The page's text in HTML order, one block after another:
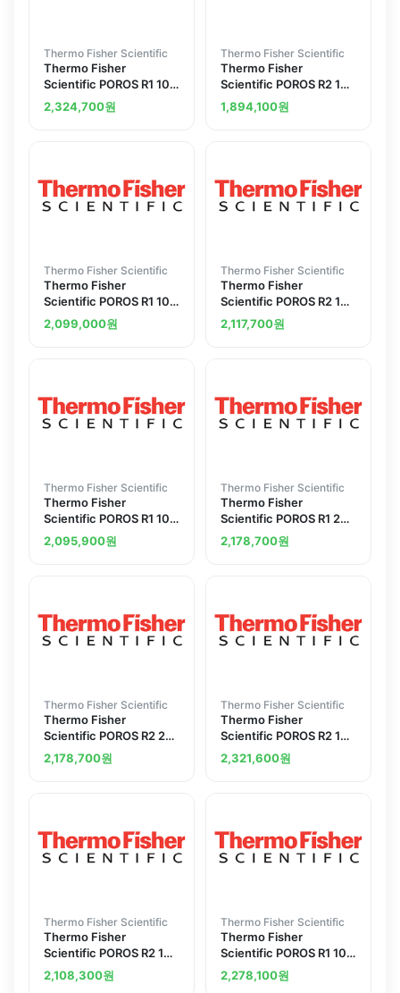
Thermo Fisher Scientific
Thermo Fisher
Scientific POROS R1 10
mu m Column Stainless
Steel 4.6 x 100 mm 1.7
2,324,700원
Thermo Fisher Scientific
Thermo Fisher
Scientific POROS R2 10
mu m Column Stainless
Steel 2.1 x 30 mm 0.1 mL
1,894,100원
Thermo Fisher Scientific
Thermo Fisher
Scientific POROS R1 10
mu m Column Stainless
Steel 2.1 x 100 mm 0.3
2,099,000원
Thermo Fisher Scientific
Thermo Fisher
Scientific POROS R2 10
mu m Column Stainless
Steel 4.6 x 50 mm 0.8
2,117,700원
Thermo Fisher Scientific
Thermo Fisher
Scientific POROS R1 10
mu m Column Stainless
Steel 4.6 x 50 mm 0.8
2,095,900원
Thermo Fisher Scientific
Thermo Fisher
Scientific POROS R1 20
mu m Column Stainless
Steel 4.6 x 100 mm 1.7
2,178,700원
Thermo Fisher Scientific
Thermo Fisher
Scientific POROS R2 20
mu m Column Stainless
Steel 4.6 x 100 mm 1.7
2,178,700원
Thermo Fisher Scientific
Thermo Fisher
Scientific POROS R2 10
mu m Column 4.6 x 100
mm 1.7 mL
2,321,600원
Thermo Fisher Scientific
Thermo Fisher
Scientific POROS R2 10
mu m Column Stainless
Steel 2.1 x 100 mm 0.3
2,108,300원
Thermo Fisher Scientific
Thermo Fisher
Scientific POROS R1 10
mu m Column 4.6 x 100
mm 1.7 mL
2,278,100원